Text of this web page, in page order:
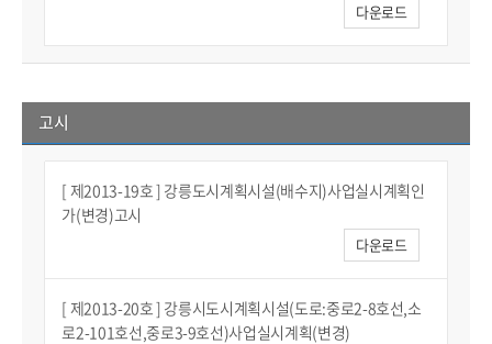
다운로드
고시
[ 제2013-19호 ] 강릉도시계획시설(배수지)사업실시계획인
가(변경)고시
다운로드
[ 제2013-20호 ] 강릉시도시계획시설(도로:중로2-8호선,소
로2-101호선,중로3-9호선)사업실시계획(변경)